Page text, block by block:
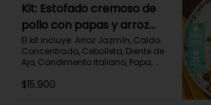
Kit: Estofado cremoso de
pollo con papas y arroz
jazmín-127
El kit incluye: Arroz Jazmín, Caldo
Concentrado, Cebolleta, Diente de
Ajo, Condimento Italiano, Papa,
160g/p), Queso Crema, Receta
$15.900